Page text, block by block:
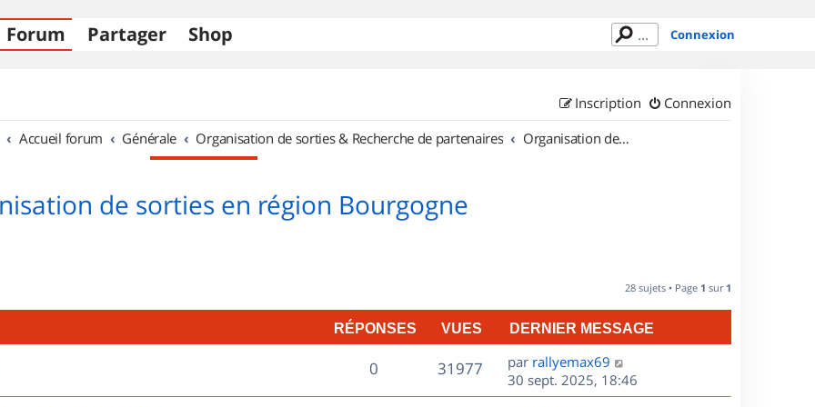
Forum Partager Shop Connexion
Connexion
Inscription
Accueil forum Générale Organisation de sorties & Recherche de partenaires Organisation de sorties en région Bourgogne
de sorties en région Bourgogne
28 sujets • Page 1 sur 1
RÉPONSES VUES DERNIER MESSAGE
0R
é
31977V
u
D
e
r
par rallyemax69
30 sept. 2025, 18:46